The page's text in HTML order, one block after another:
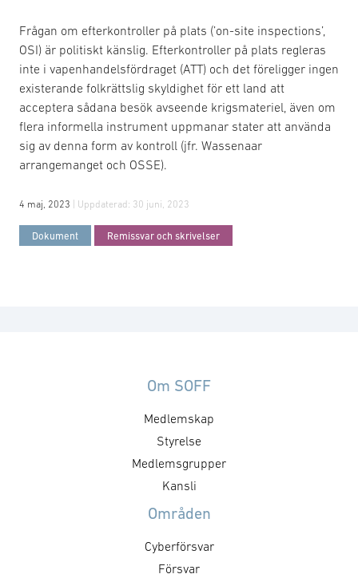
Frågan om efterkontroller på plats (’on-site inspections’,
OSI) är politiskt känslig. Efterkontroller på plats regleras
inte i vapenhandelsfördraget (ATT) och det föreligger ingen
existerande folkrättslig skyldighet för ett land att
acceptera sådana besök avseende krigsmateriel, även om
flera informella instrument uppmanar stater att använda
sig av denna form av kontroll (jfr. Wassenaar
arrangemanget och OSSE).
4 maj, 2023 | Uppdaterad: 30 juni, 2023
Dokument Remissvar och skrivelser
Om SOFF
Medlemskap
Styrelse
Medlemsgrupper
Kansli
Områden
Cyberförsvar
Försvar